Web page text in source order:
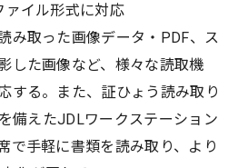
ァイル形式に対応
み取った画像データ・PDF、ス
した画像など、様々な読取機
する。また、証ひょう読み取り
備えたJDLワークステーション
で⼿軽に書類を読み取り、より